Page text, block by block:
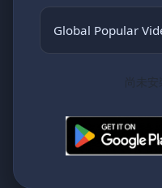
Global Popular
尚未